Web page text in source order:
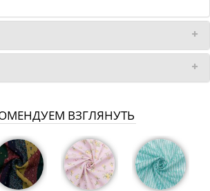
ВЗГЛЯНУТЬ